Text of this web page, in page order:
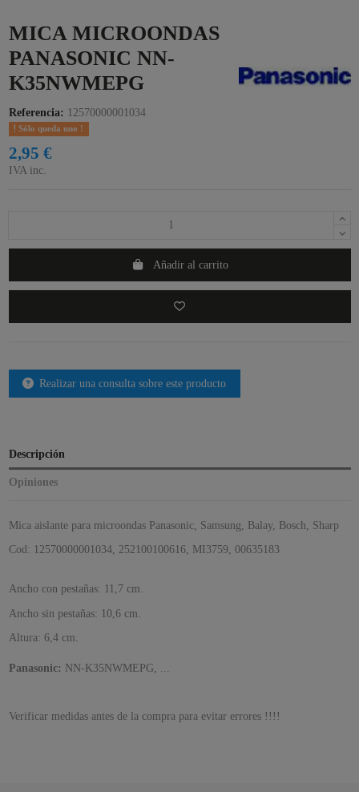
MICA MICROONDAS
PANASONIC NN-
K35NWMEPG
Referencia: 12570000001034
Sólo queda uno !
2,95 €
IVA inc.
Añadir al carrito
Realizar una consulta sobre este producto
Descripción
Opiniones
Mica aislante para microondas Panasonic, Samsung, Balay, Bosch, Sharp
Cod: 12570000001034, 252100100616, MI3759, 00635183
Ancho con pestañas: 11,7 cm.
Ancho sin pestañas: 10,6 cm.
Altura: 6,4 cm.
Panasonic: NN-K35NWMEPG, ...
Verificar medidas antes de la compra para evitar errores !!!!